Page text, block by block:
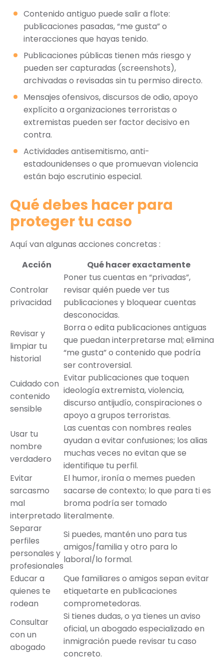
Contenido antiguo puede salir a flote:
publicaciones pasadas, “me gusta” o
interacciones que hayas tenido.
Publicaciones públicas tienen más riesgo y
pueden ser capturadas (screenshots),
archivadas o revisadas sin tu permiso directo.
Mensajes ofensivos, discursos de odio, apoyo
explícito a organizaciones terroristas o
extremistas pueden ser factor decisivo en
contra.
Actividades antisemitismo, anti-
estadounidenses o que promuevan violencia
están bajo escrutinio especial.
Qué debes hacer para
proteger tu caso
Aquí van algunas acciones concretas :
Acción
Qué hacer exactamente
Controlar
privacidad
Poner tus cuentas en “privadas”,
revisar quién puede ver tus
publicaciones y bloquear cuentas
desconocidas.
Revisar y
limpiar tu
historial
Borra o edita publicaciones antiguas
que puedan interpretarse mal; elimina
“me gusta” o contenido que podría
ser controversial.
Cuidado con
contenido
sensible
Evitar publicaciones que toquen
ideología extremista, violencia,
discurso antijudío, conspiraciones o
apoyo a grupos terroristas.
Usar tu
nombre
verdadero
Las cuentas con nombres reales
ayudan a evitar confusiones; los alias
muchas veces no evitan que se
identifique tu perfil.
Evitar
sarcasmo
mal
interpretado
El humor, ironía o memes pueden
sacarse de contexto; lo que para ti es
broma podría ser tomado
literalmente.
Separar
perfiles
personales y
profesionales
Si puedes, mantén uno para tus
amigos/familia y otro para lo
laboral/lo formal.
Educar a
quienes te
rodean
Que familiares o amigos sepan evitar
etiquetarte en publicaciones
comprometedoras.
Consultar
con un
abogado
Si tienes dudas, o ya tienes un aviso
oficial, un abogado especializado en
inmigración puede revisar tu caso
concreto.